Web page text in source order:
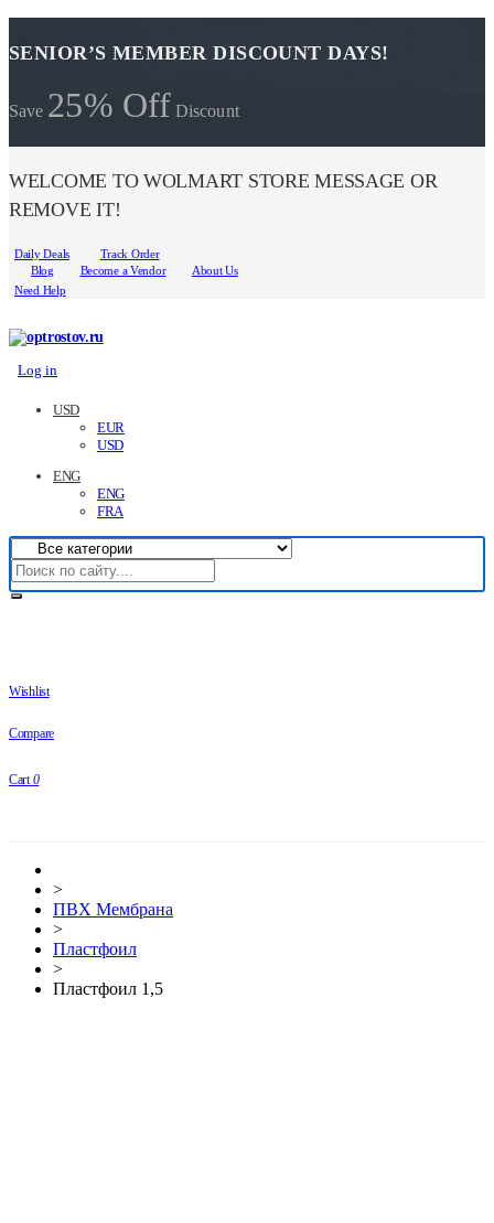
SENIOR’S MEMBER DISCOUNT DAYS!
Save 25% Off Discount
WELCOME TO WOLMART STORE MESSAGE OR
REMOVE IT!
Daily Deals
Track Order
Blog
Become a Vendor
About Us
Need Help
Log in
USD
EUR
USD
ENG
ENG
FRA
Wishlist
Compare
Cart 0
>
ПВХ Мембрана
>
Плaстфoил
>
Пластфoил 1,5